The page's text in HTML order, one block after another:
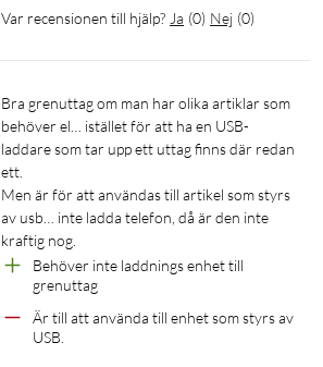
Var recensionen till hjälp? Ja (0) Nej (0)
Bra grenuttag om man har olika artiklar som
behöver el… istället för att ha en USB-
laddare som tar upp ett uttag finns där redan
ett.
Men är för att användas till artikel som styrs
av usb… inte ladda telefon, då är den inte
kraftig nog.
Behöver inte laddnings enhet till
grenuttag
Är till att använda till enhet som styrs av
USB.